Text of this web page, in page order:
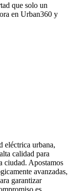
que solo un
en Urban360 y
eléctrica urbana,
calidad para
ciudad. Apostamos
avanzadas,
garantizar